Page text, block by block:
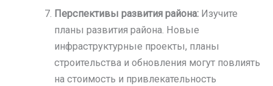
Перспективы развития района: Изучите
планы развития района. Новые
инфраструктурные проекты, планы
строительства и обновления могут повлиять
на стоимость и привлекательность